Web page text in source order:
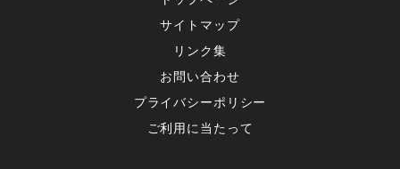
サイトマップ
リンク集
お問い合わせ
プライバシーポリシー
ご利用に当たって